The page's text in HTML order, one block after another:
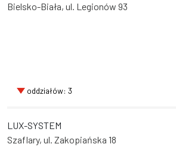
Bielsko-Biała, ul. Legionów 93
oddziałów: 3
LUX-SYSTEM
Szaflary, ul. Zakopiańska 18